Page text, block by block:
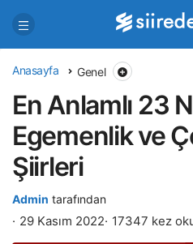
Anasayfa Genel
En Anlamlı 23
Egemenlik ve
Şiirleri
Admin tarafından
29 Kasım 2022 17347 kez